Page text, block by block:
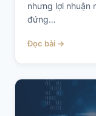
nhưng lợi nhuận
đứng…
Đọc bài →